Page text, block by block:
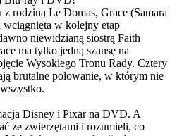
rodziną Le Domas, Grace (Samara
wciągnięta w kolejny etap
niewidzianą siostrą Faith
ma tylko jedną szansę na
Wysokiego Tronu Rady. Cztery
brutalne polowanie, w którym nie
Disney i Pixar na DVD. A
ze zwierzętami i rozumieli, co